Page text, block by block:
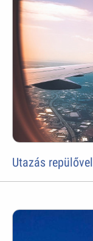
Utazás repülővel